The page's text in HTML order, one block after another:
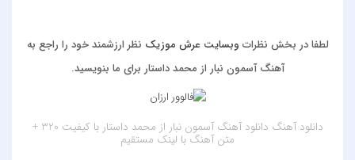
لطفا در بخش نظرات وبسایت عرش موزیک نظر ارزشمند خود را راجع به
آهنگ آسمون نبار از محمد داستار برای ما بنویسید.
دانلود آهنگ دانلود آهنگ آسمون نبار از محمد داستار با کیفیت 320 +
متن آهنگ با لینک مستقیم